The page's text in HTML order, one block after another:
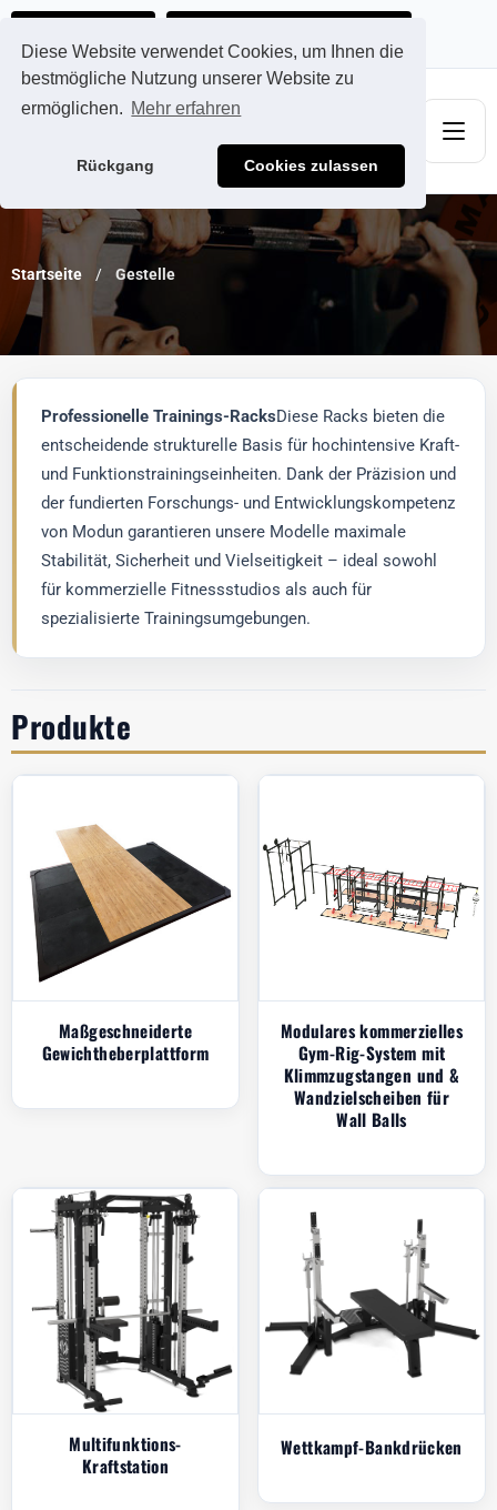
Diese Website verwendet Cookies, um Ihnen die
bestmögliche Nutzung unserer Website zu
ermöglichen. Mehr erfahren
Rückgang Cookies zulassen
Startseite Gestelle
Professionelle Trainings-RacksDiese Racks bieten die
entscheidende strukturelle Basis für hochintensive Kraft-
und Funktionstrainingseinheiten. Dank der Präzision und
der fundierten Forschungs- und Entwicklungskompetenz
von Modun garantieren unsere Modelle maximale
Stabilität, Sicherheit und Vielseitigkeit – ideal sowohl
für kommerzielle Fitnessstudios als auch für
spezialisierte Trainingsumgebungen.
Produkte
Maßgeschneiderte
Gewichtheberplattform
Modulares kommerzielles
Gym-Rig-System mit
Klimmzugstangen und &
Wandzielscheiben für
Wall Balls
Multifunktions-
Kraftstation
Wettkampf-Bankdrücken